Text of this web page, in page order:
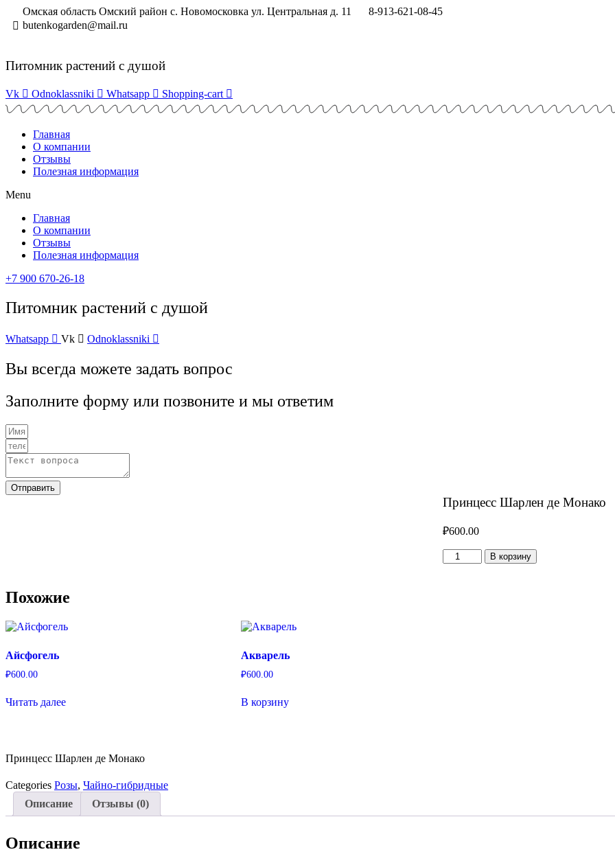
Перейти
Омская область Омский район с. Новомосковка ул. Центральная д. 11
8-913-621-08-45
butenkogarden@mail.ru
Питомник растений с душой
Vk Odnoklassniki Whatsapp Shopping-cart
Главная
О компании
Отзывы
Полезная информация
Menu
Главная
О компании
Отзывы
Полезная информация
+7 900 670-26-18
Питомник растений с душой
Whatsapp Vk Odnoklassniki
Вы всегда можете задать вопрос
Заполните форму или позвоните и мы ответим
Отправить
Принцесс Шарлен де Монако
₽600.00
Количество
товара
В корзину
Похожие
Айсфогель
₽600.00
Читать далее
Акварель
₽600.00
В корзину
Принцесс Шарлен де Монако
Categories Розы, Чайно-гибридные
Описание
Отзывы (0)
Описание